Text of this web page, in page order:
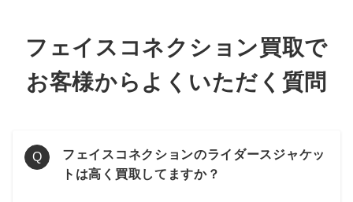
～31,000円買取
コンバース ランスター ロー フェイスコネクション
メタリックな見え方とクラシックな木型のギャップが印象に残
フェイスコネクション買取で
お客様からよくいただく質問
Q
フェイスコネクションのライダースジャケッ
トは高く買取してますか？